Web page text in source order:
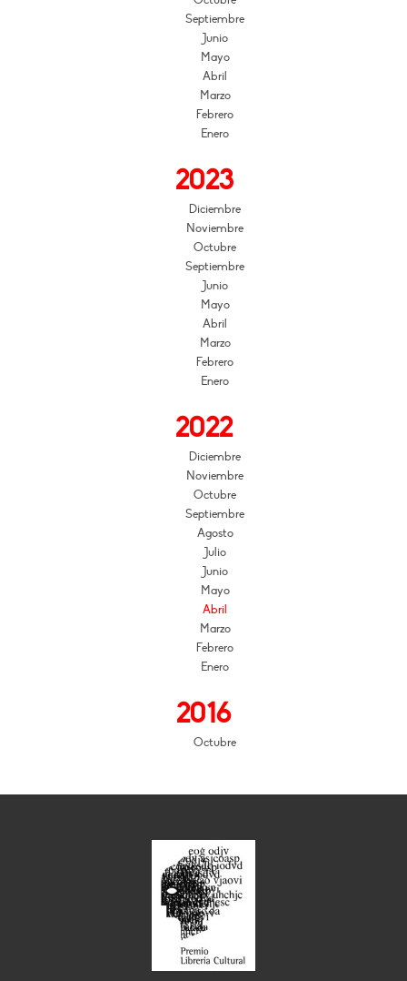
Septiembre
Junio
Mayo
Abril
Marzo
Febrero
Enero
2023
Diciembre
Noviembre
Octubre
Septiembre
Junio
Mayo
Abril
Marzo
Febrero
Enero
2022
Diciembre
Noviembre
Octubre
Septiembre
Agosto
Julio
Junio
Mayo
Abril
Marzo
Febrero
Enero
2016
Octubre